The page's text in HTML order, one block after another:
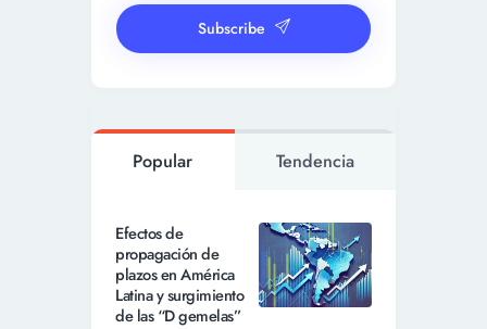
Subscribe
Popular Tendencia
Efectos de
propagación de
plazos en América
Latina y surgimiento
de las “D gemelas”